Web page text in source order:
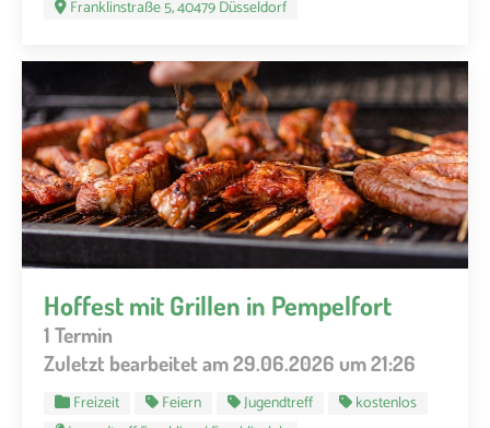
Franklinstraße 5, 40479 Düsseldorf
Hoffest mit Grillen in Pempelfort
1 Termin
Zuletzt bearbeitet am 29.06.2026 um 21:26
Freizeit Feiern Jugendtreff
kostenlos